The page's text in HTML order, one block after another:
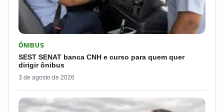
ÔNIBUS
SEST SENAT banca CNH e curso para quem quer
dirigir ônibus
3 de agosto de 2026